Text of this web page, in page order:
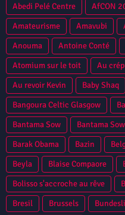
Abedi Pelé Centre
AfCON
Amateurisme
Amavubi
Anouma
Antoine Conté
Atomium sur le toit
Au
Au revoir Kevin
Baby Shaq
Bangoura Celtic Glasgow
Bantama Sow
Bantama
Barak Obama
Bazin
Beyla
Blaise Compaore
Bolisso s'accroche au rêve
Bresil
Brussels